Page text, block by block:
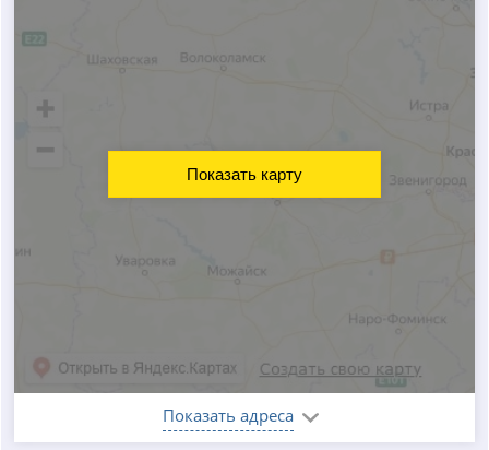
Показать адреса
Показать карту